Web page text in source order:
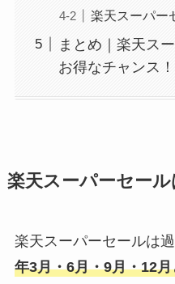
楽天スーパー
まとめ｜楽天ス
お得なチャンス！
楽天スーパーセー
楽天スーパーセールは
年3月・6月・9月・12